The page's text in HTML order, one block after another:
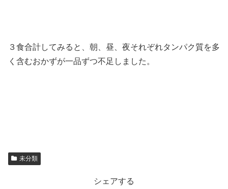
３食合計してみると、朝、昼、夜それぞれタンパク質を多
く含むおかずが一品ずつ不足しました。
未分類
シェアする